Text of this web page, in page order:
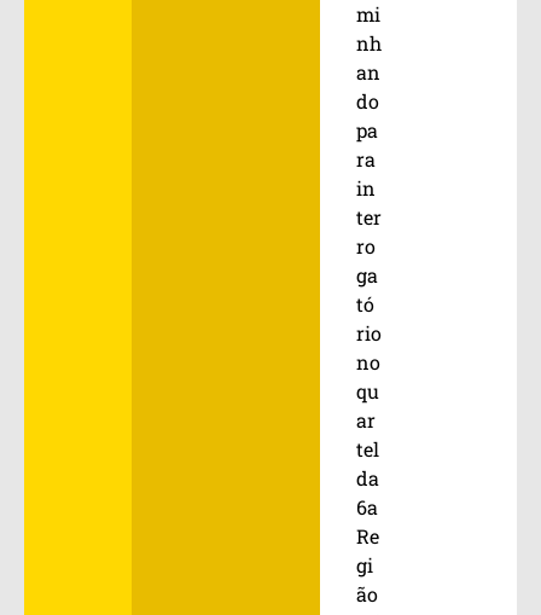
mi
nh
an
do
pa
ra
in
ter
ro
ga
tó
rio
no
qu
ar
tel
da
6a
Re
gi
ão